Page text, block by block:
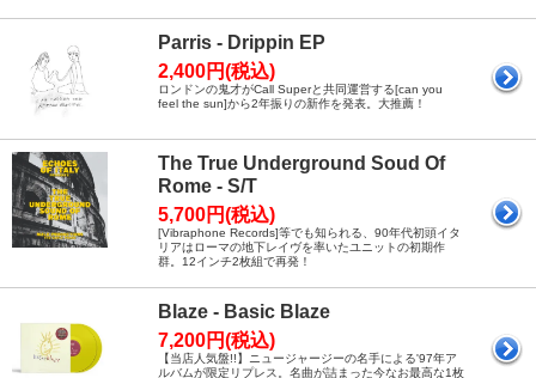
Parris - Drippin EP
2,400円(税込)
ロンドンの鬼才がCall Superと共同運営する[can you
feel the sun]から2年振りの新作を発表。大推薦！
The True Underground Soud Of
Rome - S/T
5,700円(税込)
[Vibraphone Records]等でも知られる、90年代初頭イタ
リアはローマの地下レイヴを率いたユニットの初期作
群。12インチ2枚組で再発！
Blaze - Basic Blaze
7,200円(税込)
【当店人気盤!!】ニュージャージーの名手による'97年ア
ルバムが限定リプレス。名曲が詰まった今なお最高な1枚